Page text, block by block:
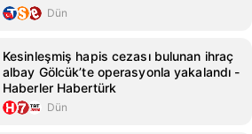
Dün
Kesinleşmiş hapis cezası bulunan ihraç
albay Gölcük’te operasyonla yakalandı -
Haberler Habertürk
Dün